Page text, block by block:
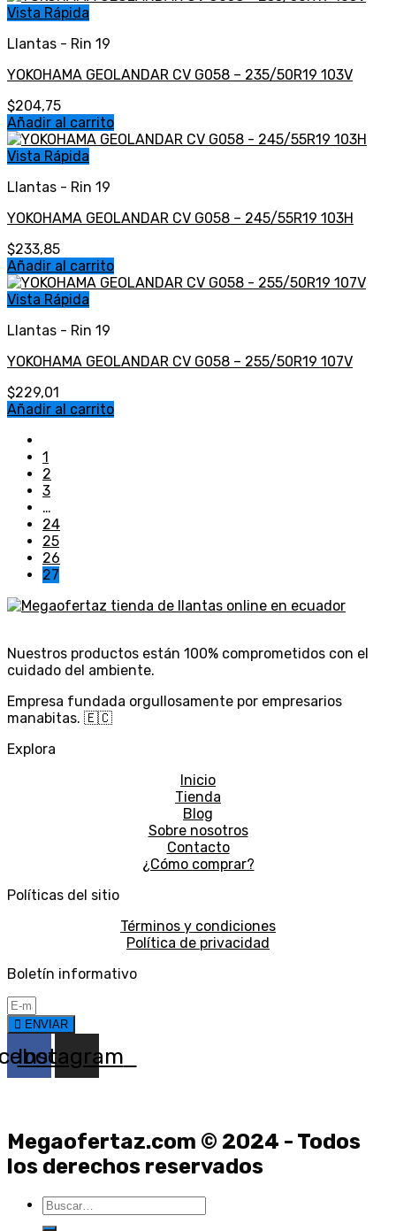
Vista Rápida
Llantas - Rin 19
YOKOHAMA GEOLANDAR CV G058 – 235/50R19 103V
$204,75
Añadir al carrito
Vista Rápida
Llantas - Rin 19
YOKOHAMA GEOLANDAR CV G058 – 245/55R19 103H
$233,85
Añadir al carrito
Vista Rápida
Llantas - Rin 19
YOKOHAMA GEOLANDAR CV G058 – 255/50R19 107V
$229,01
Añadir al carrito
1
2
3
…
24
25
26
27
Nuestros productos están 100% comprometidos con el
cuidado del ambiente.
Empresa fundada orgullosamente por empresarios
manabitas. 🇪🇨
Explora
Inicio
Tienda
Blog
Sobre nosotros
Contacto
¿Cómo comprar?
Políticas del sitio
Términos y condiciones
Política de privacidad
Boletín informativo
ENVIAR
Instagram
Megaofertaz.com © 2024 - Todos
los derechos reservados
Buscar
por: